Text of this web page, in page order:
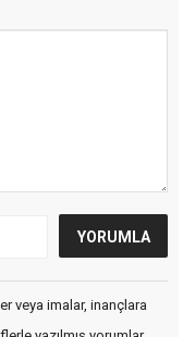
veya imalar, inançlara